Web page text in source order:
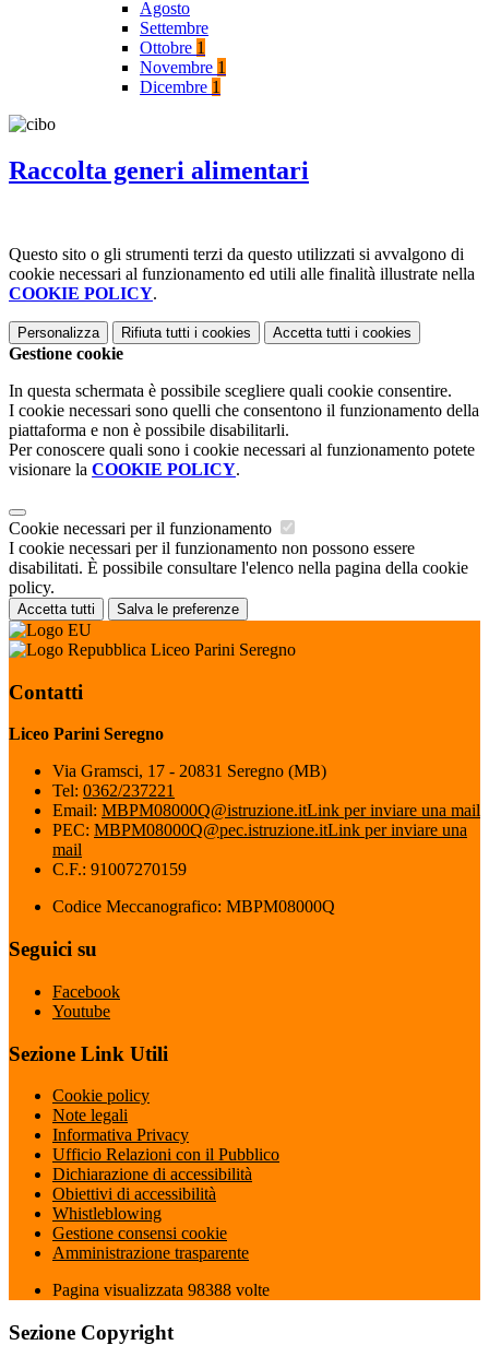
Agosto
Settembre
Ottobre 1
Novembre 1
Dicembre 1
Raccolta generi alimentari
Questo sito o gli strumenti terzi da questo utilizzati si avvalgono di
cookie necessari al funzionamento ed utili alle finalità illustrate nella
COOKIE POLICY.
Personalizza Rifiuta tutti i cookies Accetta tutti i cookies
Gestione cookie
In questa schermata è possibile scegliere quali cookie consentire.
I cookie necessari sono quelli che consentono il funzionamento della
piattaforma e non è possibile disabilitarli.
Per conoscere quali sono i cookie necessari al funzionamento potete
visionare la COOKIE POLICY.
Cookie necessari per il funzionamento
I cookie necessari per il funzionamento non possono essere
disabilitati. È possibile consultare l'elenco nella pagina della cookie
policy.
Accetta tutti Salva le preferenze
Liceo Parini Seregno
Contatti
Liceo Parini Seregno
Via Gramsci, 17 - 20831 Seregno (MB)
Tel: 0362/237221
Email: MBPM08000Q@istruzione.itLink per inviare una mail
PEC: MBPM08000Q@pec.istruzione.itLink per inviare una
mail
C.F.: 91007270159
Codice Meccanografico: MBPM08000Q
Seguici su
Facebook
Youtube
Sezione Link Utili
Cookie policy
Note legali
Informativa Privacy
Ufficio Relazioni con il Pubblico
Dichiarazione di accessibilità
Obiettivi di accessibilità
Whistleblowing
Gestione consensi cookie
Amministrazione trasparente
Pagina visualizzata 98388 volte
Sezione Copyright